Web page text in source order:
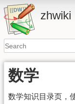
zhwiki
数学
数学知识目录页，